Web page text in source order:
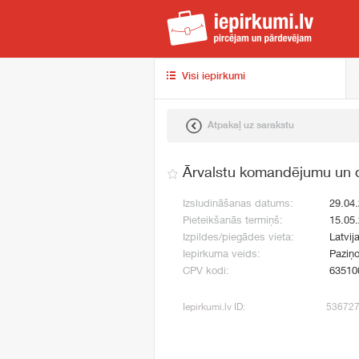
Visi iepirkumi
Atpakaļ uz sarakstu
Ārvalstu komandējumu un
Izsludināšanas datums:
Pieteikšanās termiņš:
Izpildes/piegādes vieta:
Latvija
Iepirkuma veids:
CPV kodi:
Iepirkumi.lv ID: